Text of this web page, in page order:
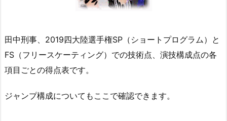
田中刑事、2019四大陸選手権SP（ショートプログラム）と
FS（フリースケーティング）での技術点、演技構成点の各
項目ごとの得点表です。
ジャンプ構成についてもここで確認できます。